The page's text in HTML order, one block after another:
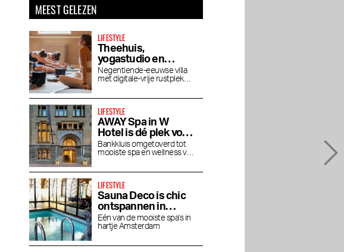
MEEST GELEZEN
LIFESTYLE
Theehuis,
yogastudio en
wellness De Roos in
Vondelpark
Negentiende-eeuwse villa
met digitale-vrije rustplek
LIFESTYLE
AWAY Spa in W
Hotel is dé plek voor
een middag baden
in luxe
Bankkluis omgetoverd tot
mooiste spa en wellness van
LIFESTYLE
Sauna Deco is chic
ontspannen in
Parijse allure
Één van de mooiste spa's in
hartje Amsterdam